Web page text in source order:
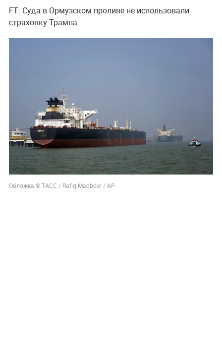
FT: Суда в Ормузском проливе не использовали
страховку Трампа
Обложка © ТАСС / Rafiq Maqbool / АР